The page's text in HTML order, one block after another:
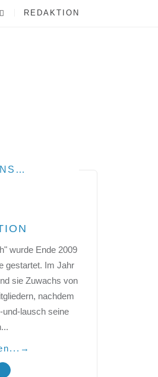
REDAKTION
wurde Ende 2009
gestartet. Im Jahr
sie Zuwachs von
nachdem
und-lausch seine
→